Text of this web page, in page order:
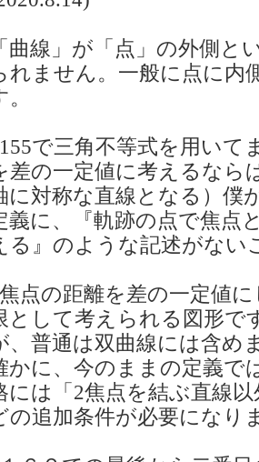
「曲線」が「点」の外側
れません。一般に点に内
で三角不等式を用いて
差の一定値に考えるなら
に対称な直線となる）僕
義に、『軌跡の点で焦点
る』のような記述がない
点の距離を差の一定値
として考えられる図形で
、普通は双曲線には含め
かに、今のままの定義で
には「2焦点を結ぶ直線
の追加条件が必要になり